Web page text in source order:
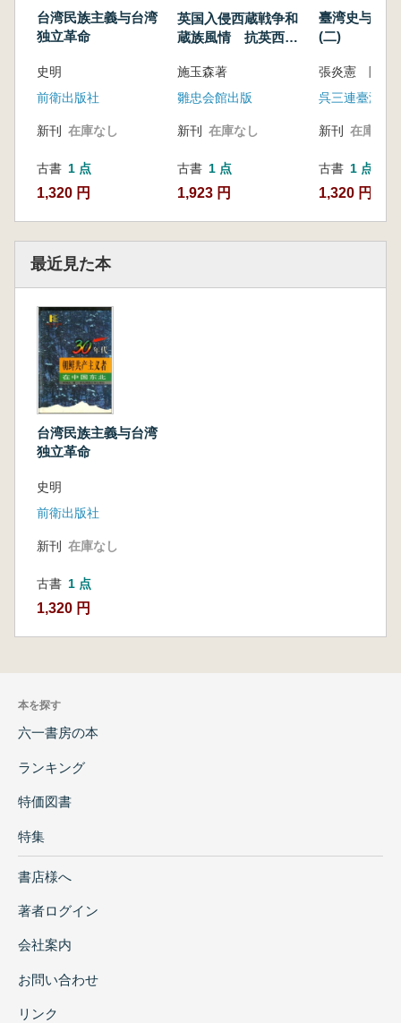
台湾民族主義与台湾
独立革命
史明
前衛出版社
新刊 在庫なし
古書 1 点
1,320 円
英国入侵西蔵戦争和
蔵族風情 抗英西蔵
施玉森著
雛忠会館出版
新刊 在庫なし
古書 1 点
1,923 円
臺湾史与臺
(二)
呉三連臺湾史
新刊 在庫なし
古書 1 点
1,320 円
最近見た本
台湾民族主義与台湾
独立革命
史明
前衛出版社
新刊 在庫なし
古書 1 点
1,320 円
本を探す
六一書房の本
ランキング
特価図書
特集
書店様へ
著者ログイン
会社案内
お問い合わせ
リンク